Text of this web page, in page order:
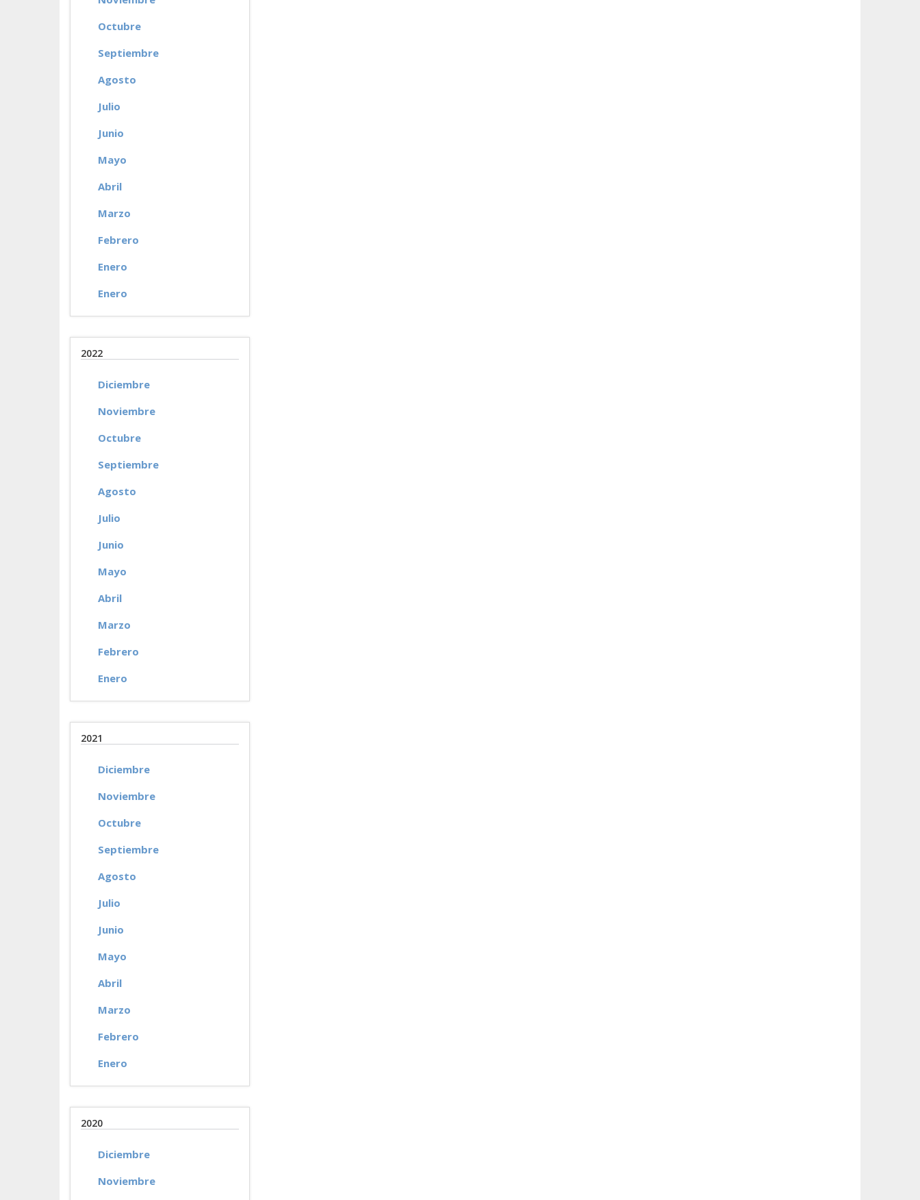
Octubre
Septiembre
Agosto
Julio
Junio
Mayo
Abril
Marzo
Febrero
Enero
Enero
2022
Diciembre
Noviembre
Octubre
Septiembre
Agosto
Julio
Junio
Mayo
Abril
Marzo
Febrero
Enero
2021
Diciembre
Noviembre
Octubre
Septiembre
Agosto
Julio
Junio
Mayo
Abril
Marzo
Febrero
Enero
2020
Diciembre
Noviembre